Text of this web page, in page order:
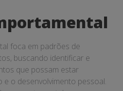
foca em padrões de
buscando identificar e
que possam estar
e o desenvolvimento pessoal.